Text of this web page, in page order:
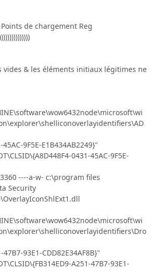
Points de chargement Reg
& les éléments initiaux légitimes ne
9F5E-E1B434AB2249}"
0431-45AC-9F5E-
----a-w- c:\program files
Security
47B7-93E1-CDD82E34AF8B}"
A251-47B7-93E1-